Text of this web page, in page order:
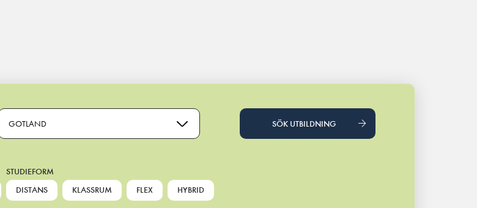
GOTLAND SÖK UTBILDNING
STUDIEFORM
DISTANS
KLASSRUM FLEX HYBRID